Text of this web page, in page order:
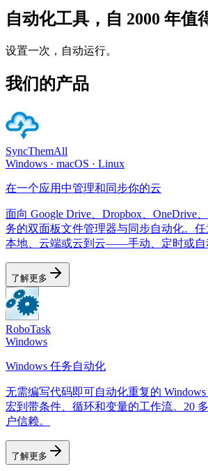
自动化工具，自 2000 年值
设置一次，自动运行。
我们的产品
SyncThemAll
Windows · macOS · Linux
在一个应用中管理和同步你的云
面向 Google Drive、Dropbox、OneDrive
务的双面板文件管理器与同步自动化。
本地、云端或云到云——手动、定时或自
了解更多
RoboTask
Windows
Windows 任务自动化
无需编写代码即可自动化重复的
宏到带条件、循环和变量的工作流。20
户信赖。
了解更多